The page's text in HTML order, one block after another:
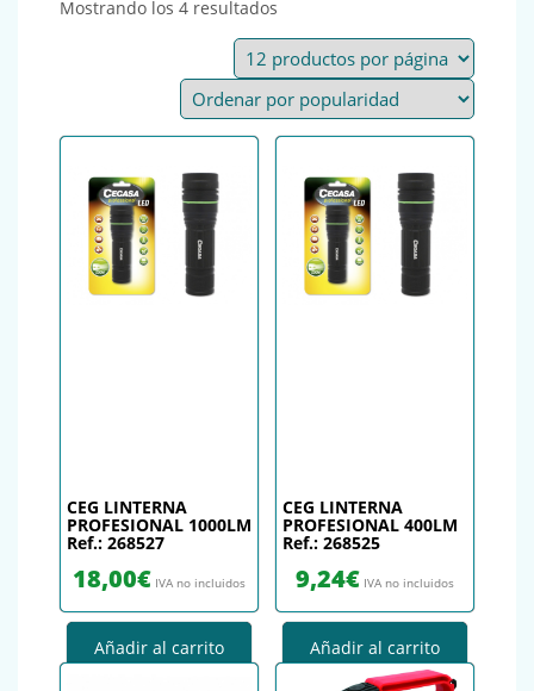
Mostrando los 4 resultados
CEG LINTERNA
PROFESIONAL 1000LM
Ref.: 268527
18,00€ IVA no incluidos
Añadir al carrito
CEG LINTERNA
PROFESIONAL 400LM
Ref.: 268525
9,24€ IVA no incluidos
Añadir al carrito